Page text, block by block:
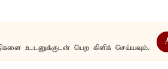
உடனுக்குடன் பெற கிளிக் செய்யவும்.